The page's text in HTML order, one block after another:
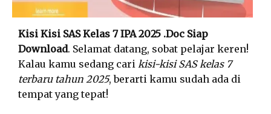
Kisi Kisi SAS Kelas 7 IPA 2025 .Doc Siap
Download. Selamat datang, sobat pelajar keren!
Kalau kamu sedang cari kisi-kisi SAS kelas 7
terbaru tahun 2025, berarti kamu sudah ada di
tempat yang tepat!